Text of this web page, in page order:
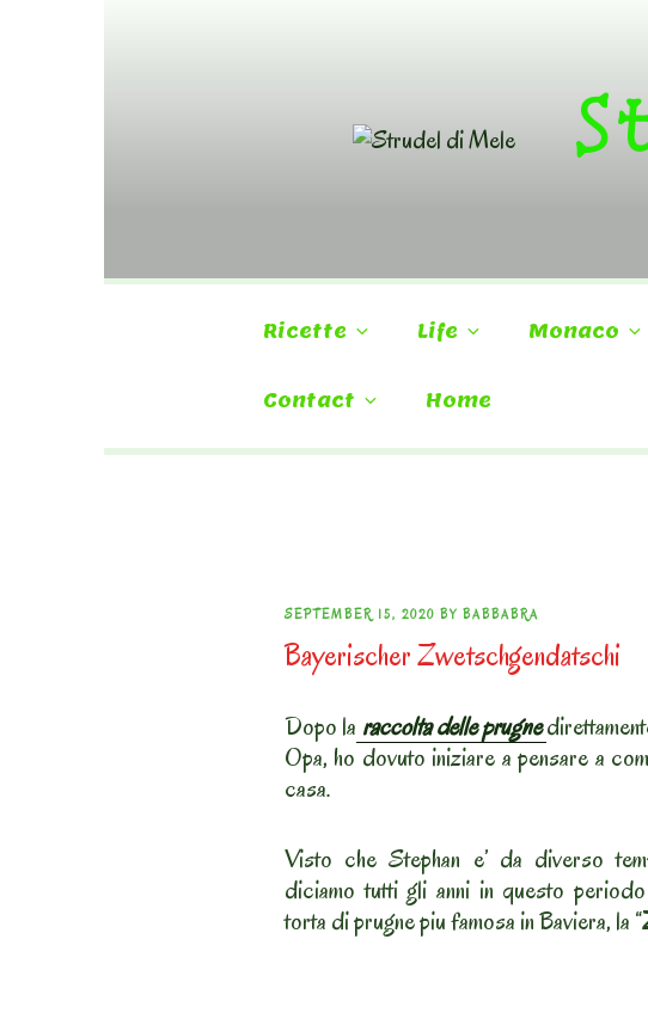
Ricette Life Monaco
Contact Home
POSTED
ON
SEPTEMBER 15, 2020 BY BABBABRA
Bayerischer Zwetschgendatschi
Dopo la raccolta delle prugne
Opa, ho dovuto iniziare a pensare a
casa.
Visto che Stephan e’ da diverso
diciamo tutti gli anni in questo periodo
torta di prugne piu famosa in Baviera, la “